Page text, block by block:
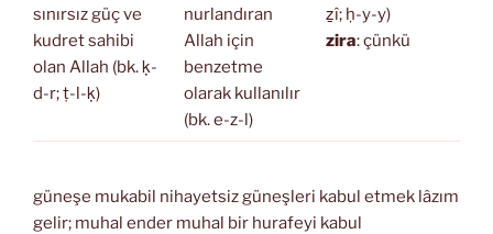
sınırsız güç ve
kudret sahibi
olan Allah (bk. ḳ-
d-r; ṭ-l-ḳ)
nurlandıran
Allah için
benzetme
olarak kullanılır
(bk. e-z-l)
ẕî; ḥ-y-y)
zira: çünkü
güneşe mukabil nihayetsiz güneşleri kabul etmek lâzım
gelir; muhal ender muhal bir hurafeyi kabul